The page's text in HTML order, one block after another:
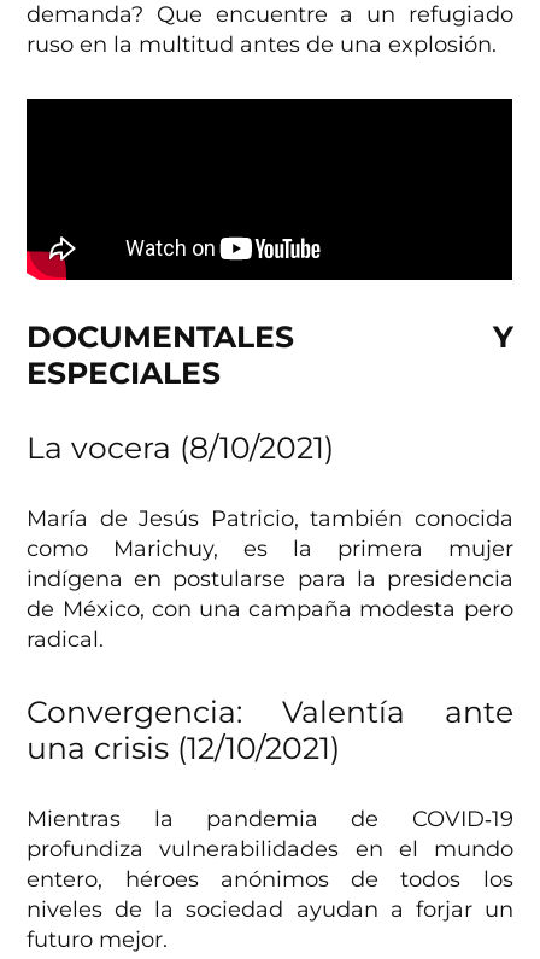
demanda? Que encuentre a un refugiado
ruso en la multitud antes de una explosión.
DOCUMENTALES Y
ESPECIALES
La vocera (8/10/2021)
María de Jesús Patricio, también conocida
como Marichuy, es la primera mujer
indígena en postularse para la presidencia
de México, con una campaña modesta pero
radical.
Convergencia: Valentía ante
una crisis (12/10/2021)
Mientras la pandemia de COVID‑19
profundiza vulnerabilidades en el mundo
entero, héroes anónimos de todos los
niveles de la sociedad ayudan a forjar un
futuro mejor.